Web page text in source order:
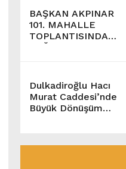
BAŞKAN AKPINAR
101. MAHALLE
TOPLANTISINDA
BAĞLARBAŞI
BULUŞTU.
Dulkadiroğlu Hacı
Murat Caddesi’nde
Büyük Dönüşüm